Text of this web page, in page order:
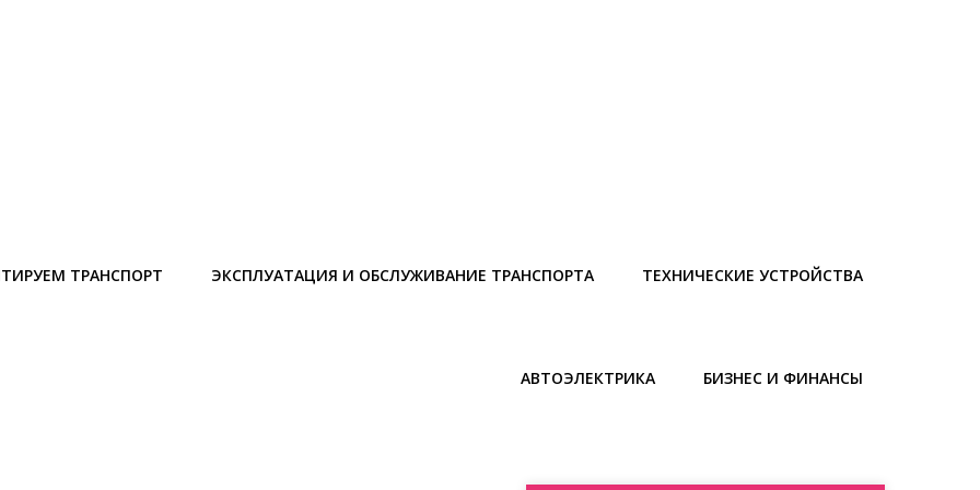
ТРАНСПОРТ ЭКСПЛУАТАЦИЯ И ОБСЛУЖИВАНИЕ ТРАНСПОРТА ТЕХНИЧЕСКИЕ УСТРОЙСТВА
АВТОЭЛЕКТРИКА БИЗНЕС И ФИНАНСЫ